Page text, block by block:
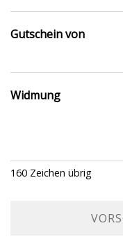
Gutschein von
Widmung
160 Zeichen übrig